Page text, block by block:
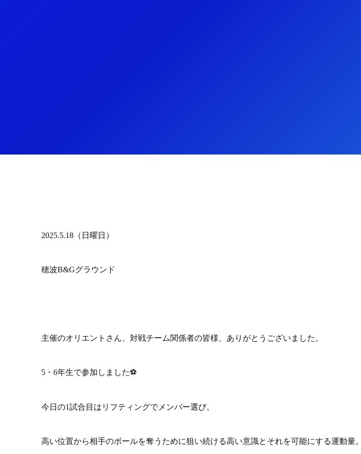
2025.5.18（日曜日）
穂波B&Gグラウンド
主催のオリエントさん、対戦チーム関係者の皆様、ありがとうございました。
5・6年生で参加しました⚽️
今日の1試合目はリフティングでメンバー選び。
高い位置から相手のボールを奪うために狙い続ける高い意識とそれを可能にする運動量。